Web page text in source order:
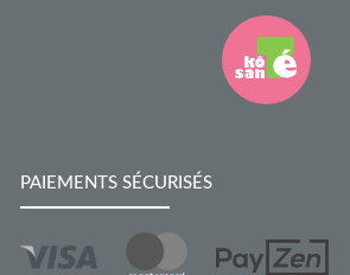
PAIEMENTS SÉCURISÉS